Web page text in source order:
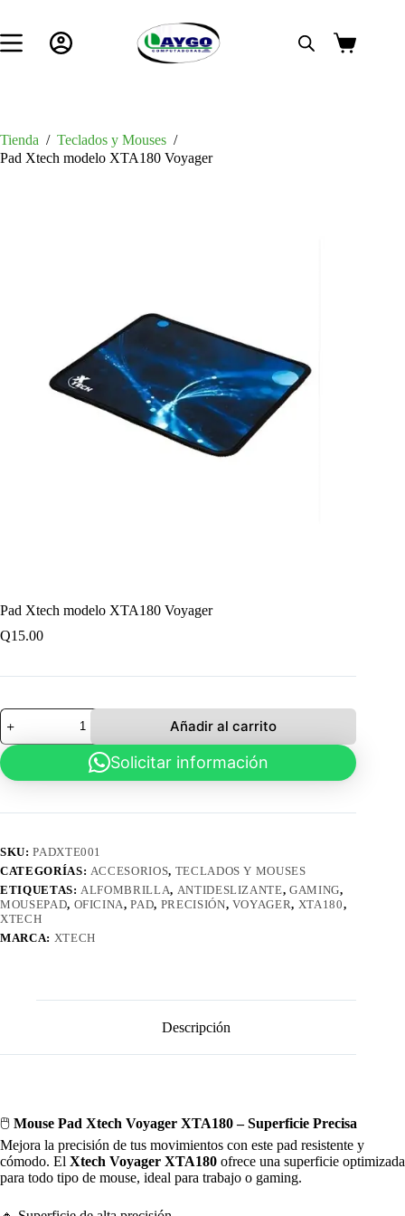
contenido
Carro
Tienda / Teclados y Mouses /
Pad Xtech modelo XTA180 Voyager
Pad Xtech modelo XTA180 Voyager
Q15.00
Pad
Xtech
modelo
XTA180
Voyager
Añadir al carrito
Solicitar información
SKU:PADXTE001
CATEGORÍAS: ACCESORIOS, TECLADOS Y MOUSES
ETIQUETAS: ALFOMBRILLA, ANTIDESLIZANTE,GAMING,
MOUSEPAD, OFICINA,PAD, PRECISIÓN, VOYAGER, XTA180,
XTECH
MARCA: XTECH
Descripción
🖱️ Mouse Pad Xtech Voyager XTA180 – Superficie Precisa
Mejora la precisión de tus movimientos con este pad resistente y
cómodo. El Xtech Voyager XTA180 ofrece una superficie optimizada
para todo tipo de mouse, ideal para trabajo o gaming.